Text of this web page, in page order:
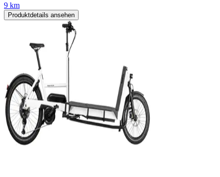
9 km
Produktdetails ansehen